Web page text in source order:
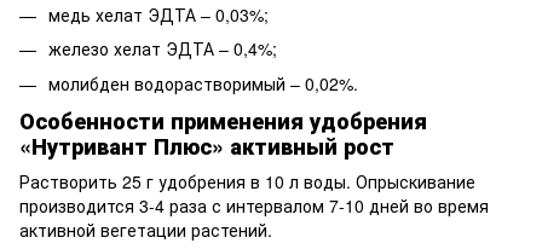
медь хелат ЭДТА – 0,03%;
железо хелат ЭДТА – 0,4%;
молибден водорастворимый – 0,02%.
Особенности применения удобрения
«Нутривант Плюс» активный рост
Растворить 25 г удобрения в 10 л воды. Опрыскивание
производится 3-4 раза с интервалом 7-10 дней во время
активной вегетации растений.